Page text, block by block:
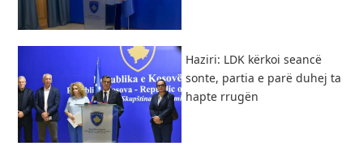
Haziri: LDK kërkoi seancë
sonte, partia e parë duhej ta
hapte rrugën